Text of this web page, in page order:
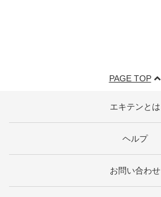
PAGE TOP
エキテンとは
ヘルプ
お問い合わせ